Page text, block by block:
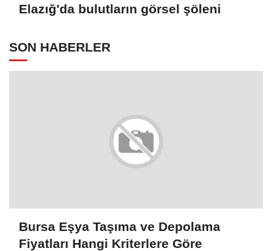
Elazığ'da bulutların görsel şöleni
SON HABERLER
Bursa Eşya Taşıma ve Depolama
Fiyatları Hangi Kriterlere Göre